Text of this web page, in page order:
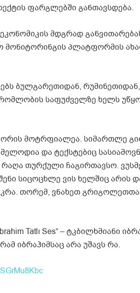
ფარგლებში განთავსდება.
ეკონომიკის მდგრად
მონიტორინგის პლატფორმის
ბულგარეთიდან,
საფუძველზე ხელს
მოტრფიალეა. სიმართლე
და ტექსტებიც
თურქული ჩაგირთავსო.
სიცოცხლე ვის ხელშიც არის
თორემ, ვნახეთ
Tatlı Ses“ – ტკბილხმიანი
იბრაჰიმსაც არა უშავს რა.